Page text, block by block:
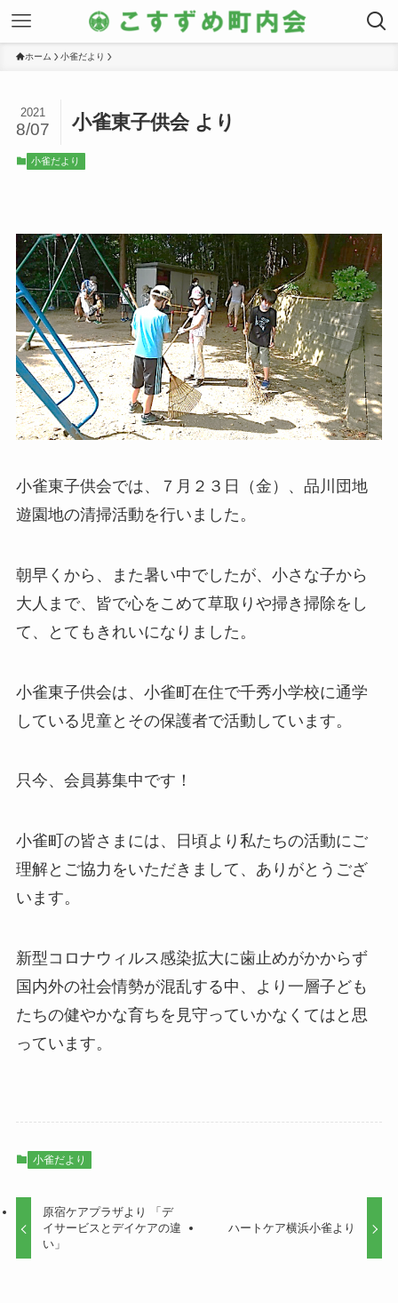
ホーム 小雀だより
小雀東子供会 より
2021
8/07
小雀だより
小雀東子供会では、７月２３日（金）、品川団地
遊園地の清掃活動を行いました。
朝早くから、また暑い中でしたが、小さな子から
大人まで、皆で心をこめて草取りや掃き掃除をし
て、とてもきれいになりました。
小雀東子供会は、小雀町在住で千秀小学校に通学
している児童とその保護者で活動しています。
只今、会員募集中です！
小雀町の皆さまには、日頃より私たちの活動にご
理解とご協力をいただきまして、ありがとうござ
います。
新型コロナウィルス感染拡大に歯止めがかからず
国内外の社会情勢が混乱する中、より一層子ども
たちの健やかな育ちを見守っていかなくてはと思
っています。
小雀だより
原宿ケアプラザより 「デ
イサービスとデイケアの違
い」
ハートケア横浜小雀より